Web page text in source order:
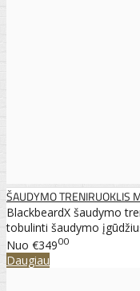
ŠAUDYMO TRENIRUOKLIS
BlackbeardX šaudymo
tobulinti šaudymo
Nuo €34900
Daugiau